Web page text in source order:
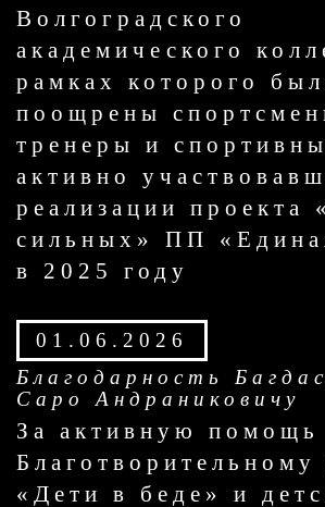
Волгоградского
академического
рамках которого
поощрены
тренеры и
активно
реализации проекта
сильных» ПП
в 2025 году
01.06.2026
Благодарность
Саро Андраниковичу
За активную помощь
«Дети в беде» и